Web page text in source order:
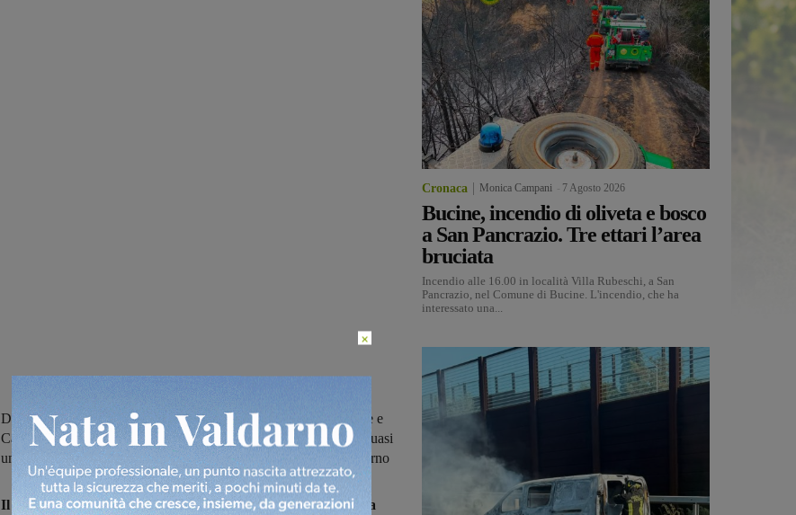
Domenica in rosso, nel segno dei motori: tra Montevarchi, Figline e
Castelfranco si tiene il Red Passion day. Una trentina di Ferrari, quasi
un centinaio di Ducati: e il lungo corteo colora le strade del Valdarno
Il rosso Ferrari e il rombo Ducati protagoniste della domenica
Cronaca Monica Campani 7 Agosto 2026
Bucine, incendio di oliveta e bosco
a San Pancrazio. Tre ettari l’area
bruciata
Incendio alle 16.00 in località Villa Rubeschi, a San
Pancrazio, nel Comune di Bucine. L'incendio, che ha
interessato una...
×